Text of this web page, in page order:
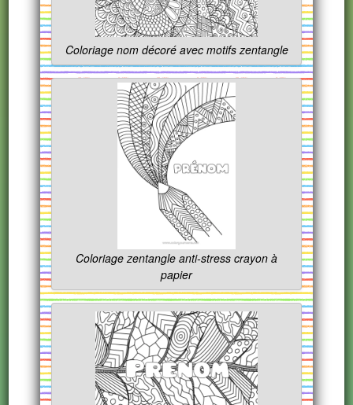
Coloriage nom décoré avec motifs zentangle
Coloriage zentangle anti-stress crayon à
papier